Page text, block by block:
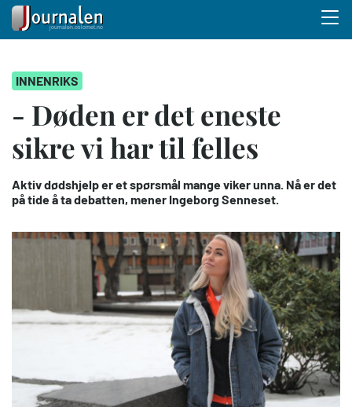
hovedinnhold
INNENRIKS
- Døden er det eneste
sikre vi har til felles
Aktiv dødshjelp er et spørsmål mange viker unna. Nå er det
på tide å ta debatten, mener Ingeborg Senneset.